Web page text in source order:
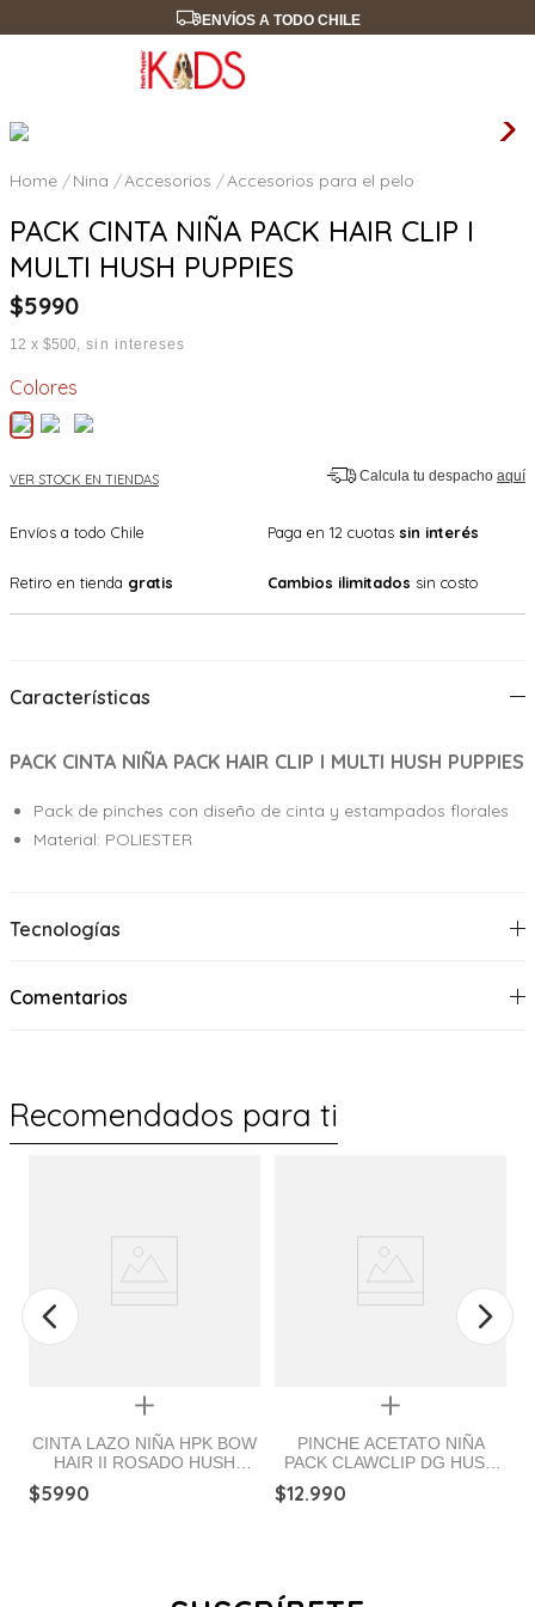
ENVÍOS A TODO CHILE
Nina Accesorios Accesorios para el pelo
PACK CINTA NIÑA PACK HAIR CLIP I
MULTI HUSH PUPPIES
$5990
12 x $500 sin intereses
Colores
VER STOCK EN TIENDAS Calcula tu despacho aquí
Envíos a todo Chile Paga en 12 cuotas sin interés
Retiro en tienda gratis Cambios ilimitados sin costo
Características
PACK CINTA NIÑA PACK HAIR CLIP I MULTI HUSH PUPPIES
Pack de pinches con diseño de cinta y estampados florales
Material: POLIESTER
Tecnologías
Comentarios
Recomendados para ti
Quickview
CINTA LAZO NIÑA HPK BOW
HAIR II ROSADO HUSH
$5990
Quickview
PINCHE ACETATO NIÑA
PACK CLAWCLIP DG HUSH
$12.990